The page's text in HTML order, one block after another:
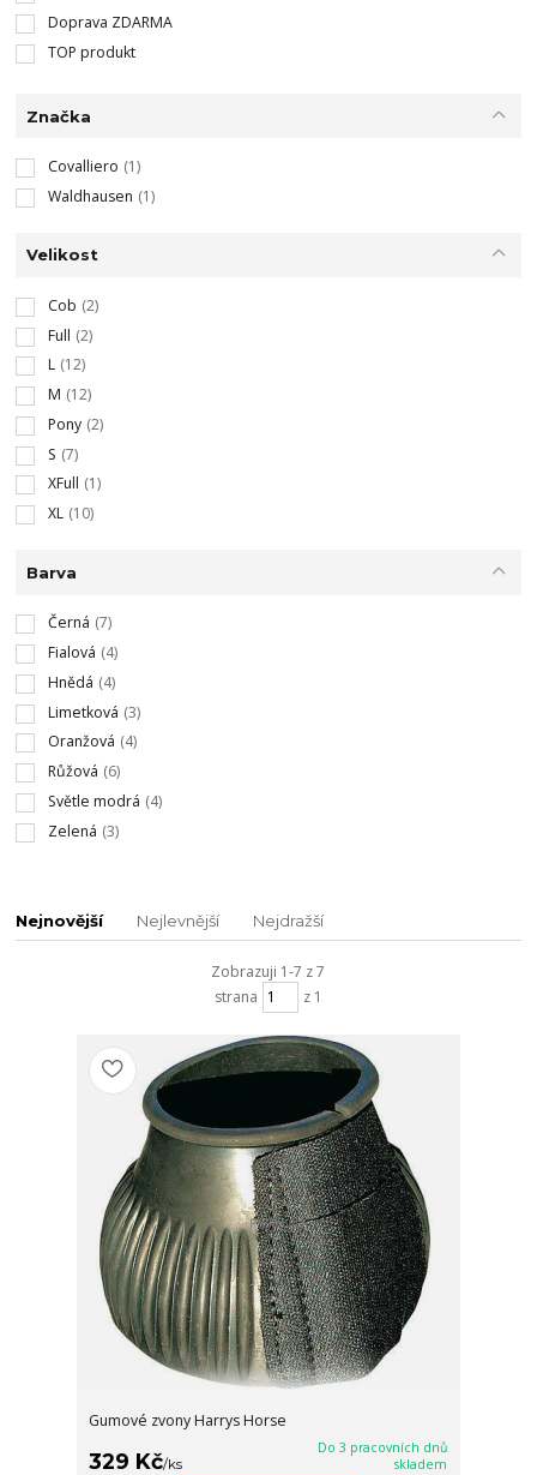
Doprava ZDARMA
TOP produkt
Značka
Covalliero (1)
Waldhausen (1)
Velikost
Cob (2)
Full (2)
L (12)
M (12)
Pony (2)
S (7)
XFull (1)
XL (10)
Barva
Černá (7)
Fialová (4)
Hnědá (4)
Limetková (3)
Oranžová (4)
Růžová (6)
Světle modrá (4)
Zelená (3)
Nejnovější Nejlevnější Nejdražší
Zobrazuji 1-7 z 7
strana
z 1
Gumové zvony Harrys Horse
329 Kč/ks
Do 3 pracovních dnů
skladem